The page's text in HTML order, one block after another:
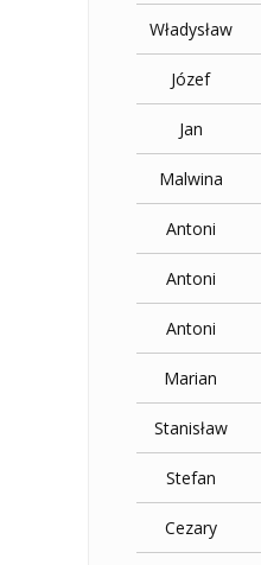
Władysław
Józef
Jan
Malwina
Antoni
Antoni
Antoni
Marian
Stanisław
Stefan
Cezary